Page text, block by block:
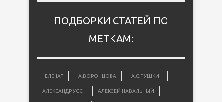
ПОДБОРКИ СТАТЕЙ ПО
МЕТКАМ:
"ЕЛЕНА" А.ВОРОНЦОВА А.С.ПУШКИН
АЛЕКСАНДР УСС АЛЕКСЕЙ НАВАЛЬНЫЙ